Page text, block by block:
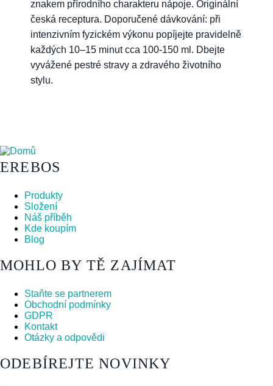
znakem přírodního charakteru nápoje. Originální
česká receptura. Doporučené dávkování: při
intenzivním fyzickém výkonu popíjejte pravidelně
každých 10–15 minut cca 100-150 ml. Dbejte
vyvážené pestré stravy a zdravého životního
stylu.
EREBOS
Produkty
Složení
Náš příběh
Kde koupím
Blog
MOHLO BY TĚ ZAJÍMAT
Staňte se partnerem
Obchodní podmínky
GDPR
Kontakt
Otázky a odpovědi
ODEBÍREJTE NOVINKY